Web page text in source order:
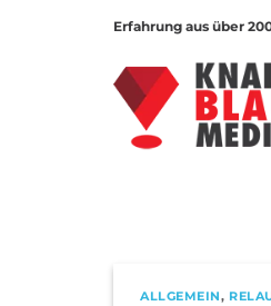
Erfahrung aus über
ALLGEMEIN,